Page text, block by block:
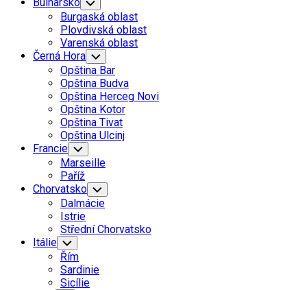
Toggle
Child
Menu
Burgaská oblast
Plovdivská oblast
Varenská oblast
Černá Hora Toggle
Child
Menu
Opština Bar
Opština Budva
Opština Herceg Novi
Opština Kotor
Opština Tivat
Opština Ulcinj
Francie Toggle
Child
Menu
Marseille
Paříž
Chorvatsko Toggle
Child
Menu
Dalmácie
Istrie
Střední Chorvatsko
Itálie Toggle
Child
Menu
Řím
Sardinie
Sicílie